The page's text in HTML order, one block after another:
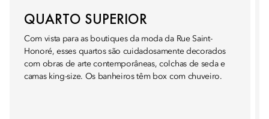
QUARTO SUPERIOR
Com vista para as boutiques da moda da Rue Saint-
Honoré, esses quartos são cuidadosamente decorados
com obras de arte contemporâneas, colchas de seda e
camas king-size. Os banheiros têm box com chuveiro.